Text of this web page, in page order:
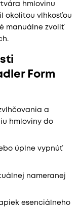
hmlovinu
okolitou vlhkosťou
manuálne zvoliť
Form
a
hmloviny do
úplne vypnúť
nameranej
esenciálneho